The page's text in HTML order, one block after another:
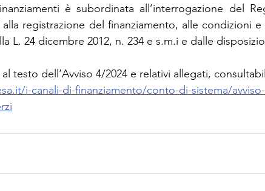
è subordinata all’interrogazione del
registrazione del finanziamento, alle condizioni
L. 24 dicembre 2012, n. 234 e s.m.i e dalle
testo dell’Avviso 4/2024 e relativi allegati,
i-canali-di-finanziamento/conto-di-sistema/avviso-